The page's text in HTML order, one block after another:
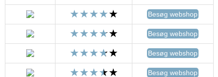
Besøg webshop
Besøg webshop
Besøg webshop
Besøg webshop